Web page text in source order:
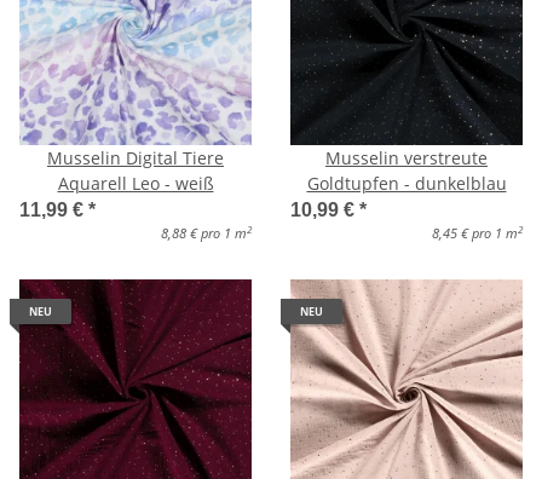
Musselin Digital Tiere
Aquarell Leo - weiß
11,99 € *
8,88 € pro 1 m 2
Musselin verstreute
Goldtupfen - dunkelblau
10,99 € *
8,45 € pro 1 m 2
NEU NEU